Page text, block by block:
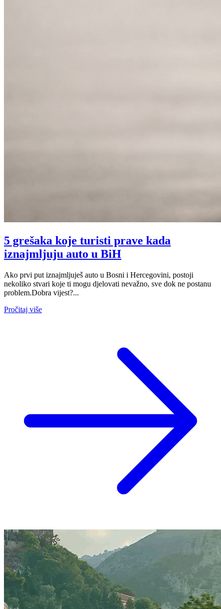
5 grešaka koje turisti prave kada
iznajmljuju auto u BiH
Ako prvi put iznajmljuješ auto u Bosni i Hercegovini, postoji
nekoliko stvari koje ti mogu djelovati nevažno, sve dok ne postanu
problem.Dobra vijest?...
Pročitaj više